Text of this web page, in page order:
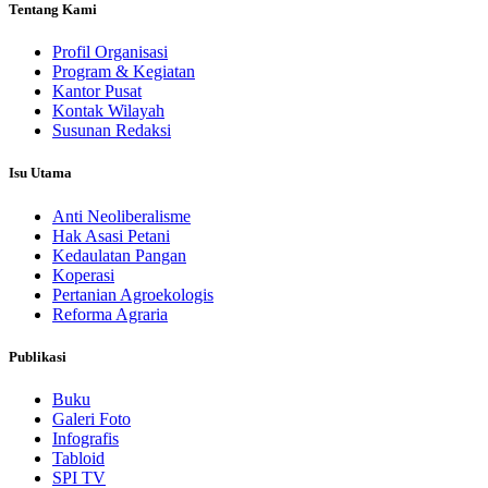
Tentang Kami
Profil Organisasi
Program & Kegiatan
Kantor Pusat
Kontak Wilayah
Susunan Redaksi
Isu Utama
Anti Neoliberalisme
Hak Asasi Petani
Kedaulatan Pangan
Koperasi
Pertanian Agroekologis
Reforma Agraria
Publikasi
Buku
Galeri Foto
Infografis
Tabloid
SPI TV